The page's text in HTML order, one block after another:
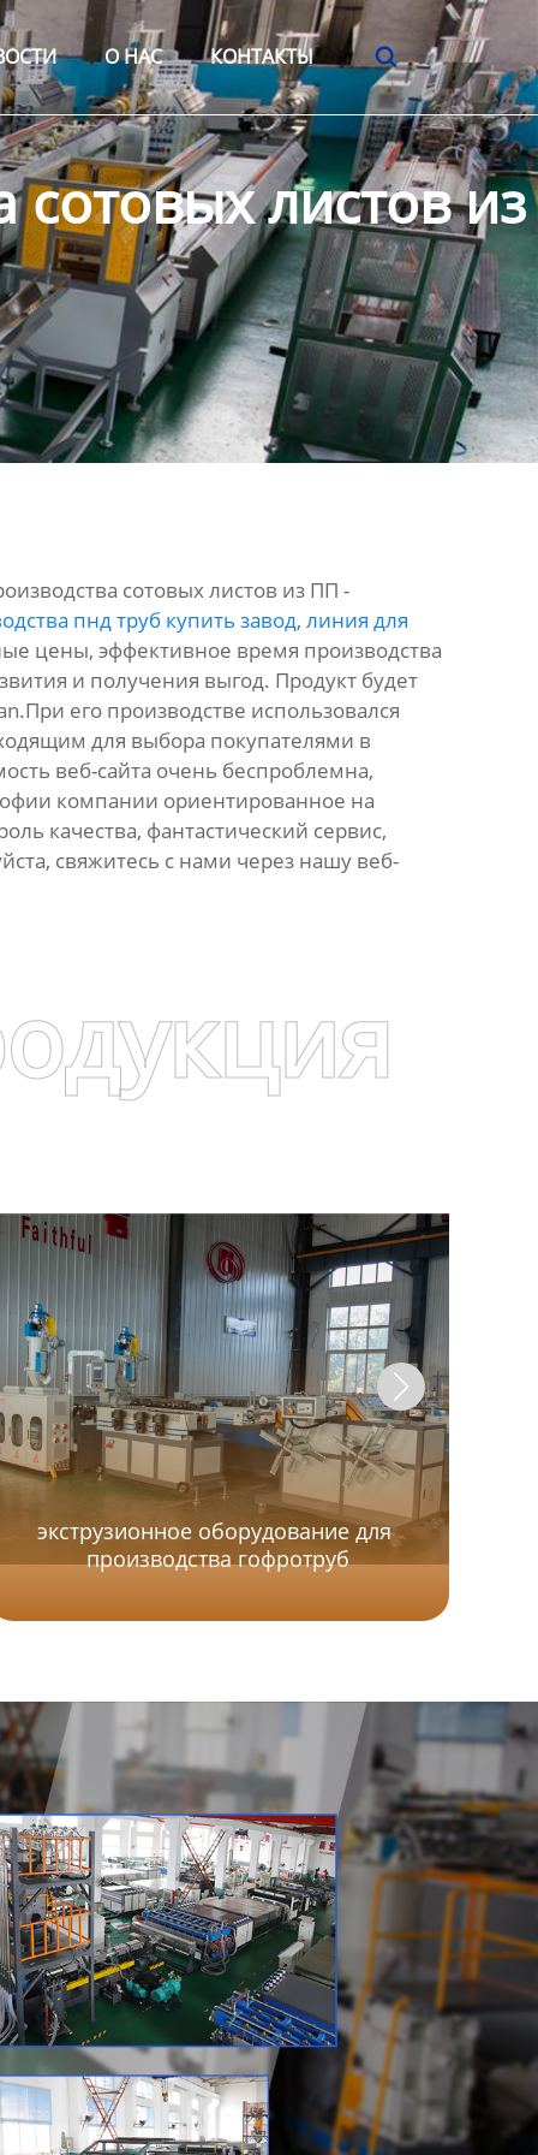
О HАС КОНТАКТЫ 
сотовых листов из
сотовых листов из ПП -
пнд труб купить завод, линия для
цены, эффективное время производства
и получения выгод. Продукт будет
его производстве использовался
для выбора покупателями в
веб-сайта очень беспроблемна,
компании ориентированное на
качества, фантастический сервис,
свяжитесь с нами через нашу веб-
экструзионное оборудование для
производства гофротруб